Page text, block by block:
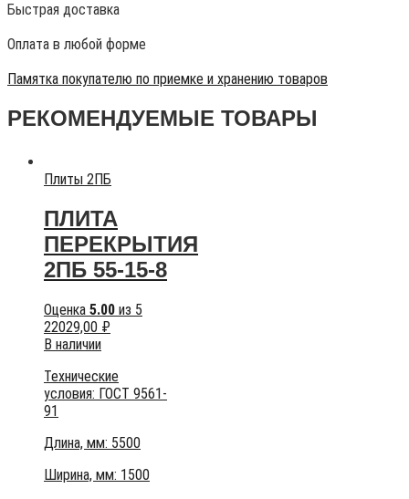
Быстрая доставка
Оплата в любой форме
Памятка покупателю по приемке и хранению товаров
РЕКОМЕНДУЕМЫЕ ТОВАРЫ
Плиты 2ПБ
ПЛИТА
ПЕРЕКРЫТИЯ
2ПБ 55-15-8
Оценка 5.00 из 5
22029,00 ₽
В наличии
Технические
условия: ГОСТ 9561-
91
Длина, мм: 5500
Ширина, мм: 1500